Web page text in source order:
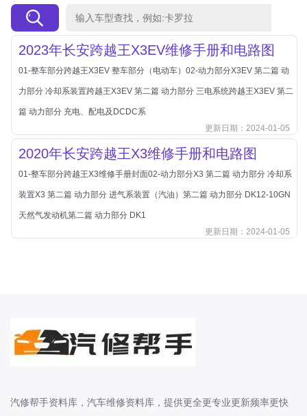
北汽制造
奔腾
奔腾
奔驰
宝沃
本田-东风本田
本田-广州本田
标致
2023年长安跨越王X3EV维修手册和电路图
01-整车部分跨越王X3EV 整车部分（电动车）02-动力部分X3EV 第二篇 动
力部分 冷却系装置跨越王X3EV 第二篇 动力部分 三电系统跨越王X3EV 第二
篇 动力部分 充电、配电及DCDC系
更新日期：2024-01-05
2020年长安跨越王X3维修手册和电路图
01-整车部分跨越王X3维修手册封面02-动力部分X3 第二篇 动力部分 冷却系
装置X3 第二篇 动力部分 进气系装置（汽油）第二篇 动力部分 DK12-10GN
天然气发动机第二篇 动力部分 DK1
更新日期：2024-01-05
汽修帮手资料库，汽车维修资料库，提供更全更专业更新频率更快